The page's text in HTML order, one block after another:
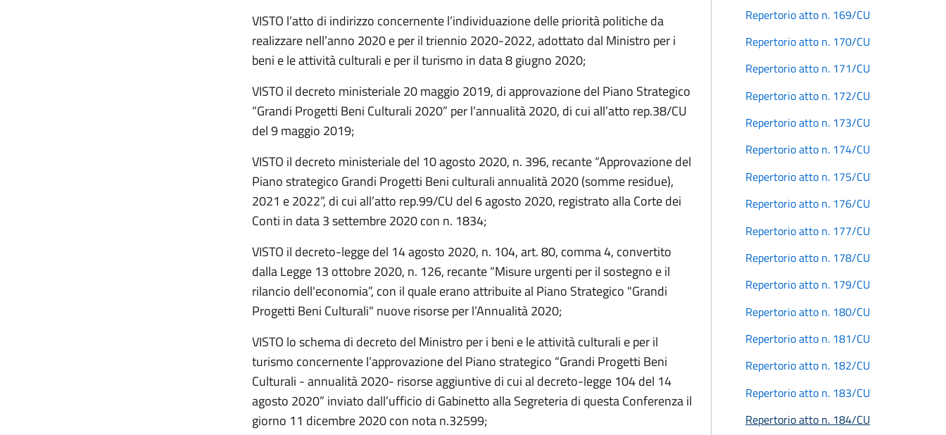
VISTO l’atto di indirizzo concernente l’individuazione delle priorità politiche da
realizzare nell’anno 2020 e per il triennio 2020-2022, adottato dal Ministro per i
beni e le attività culturali e per il turismo in data 8 giugno 2020;
VISTO il decreto ministeriale 20 maggio 2019, di approvazione del Piano Strategico
“Grandi Progetti Beni Culturali 2020” per l’annualità 2020, di cui all’atto rep.38/CU
del 9 maggio 2019;
VISTO il decreto ministeriale del 10 agosto 2020, n. 396, recante “Approvazione del
Piano strategico Grandi Progetti Beni culturali annualità 2020 (somme residue),
2021 e 2022”, di cui all’atto rep.99/CU del 6 agosto 2020, registrato alla Corte dei
Conti in data 3 settembre 2020 con n. 1834;
VISTO il decreto-legge del 14 agosto 2020, n. 104, art. 80, comma 4, convertito
dalla Legge 13 ottobre 2020, n. 126, recante “Misure urgenti per il sostegno e il
rilancio dell'economia”, con il quale erano attribuite al Piano Strategico "Grandi
Progetti Beni Culturali" nuove risorse per l’Annualità 2020;
VISTO lo schema di decreto del Ministro per i beni e le attività culturali e per il
turismo concernente l’approvazione del Piano strategico “Grandi Progetti Beni
Culturali - annualità 2020- risorse aggiuntive di cui al decreto-legge 104 del 14
agosto 2020” inviato dall’ufficio di Gabinetto alla Segreteria di questa Conferenza il
giorno 11 dicembre 2020 con nota n.32599;
Repertorio atto n. 169/CU
Repertorio atto n. 170/CU
Repertorio atto n. 171/CU
Repertorio atto n. 172/CU
Repertorio atto n. 173/CU
Repertorio atto n. 174/CU
Repertorio atto n. 175/CU
Repertorio atto n. 176/CU
Repertorio atto n. 177/CU
Repertorio atto n. 178/CU
Repertorio atto n. 179/CU
Repertorio atto n. 180/CU
Repertorio atto n. 181/CU
Repertorio atto n. 182/CU
Repertorio atto n. 183/CU
Repertorio atto n. 184/CU